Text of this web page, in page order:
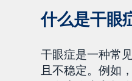
什么是干眼
干眼症是一种常
且不稳定。例如